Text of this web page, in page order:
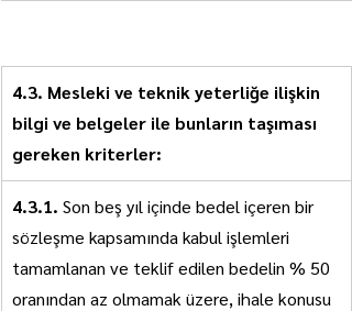
4.3. Mesleki ve teknik yeterliğe ilişkin
bilgi ve belgeler ile bunların taşıması
gereken kriterler:
4.3.1. Son beş yıl içinde bedel içeren bir
sözleşme kapsamında kabul işlemleri
tamamlanan ve teklif edilen bedelin % 50
oranından az olmamak üzere, ihale konusu